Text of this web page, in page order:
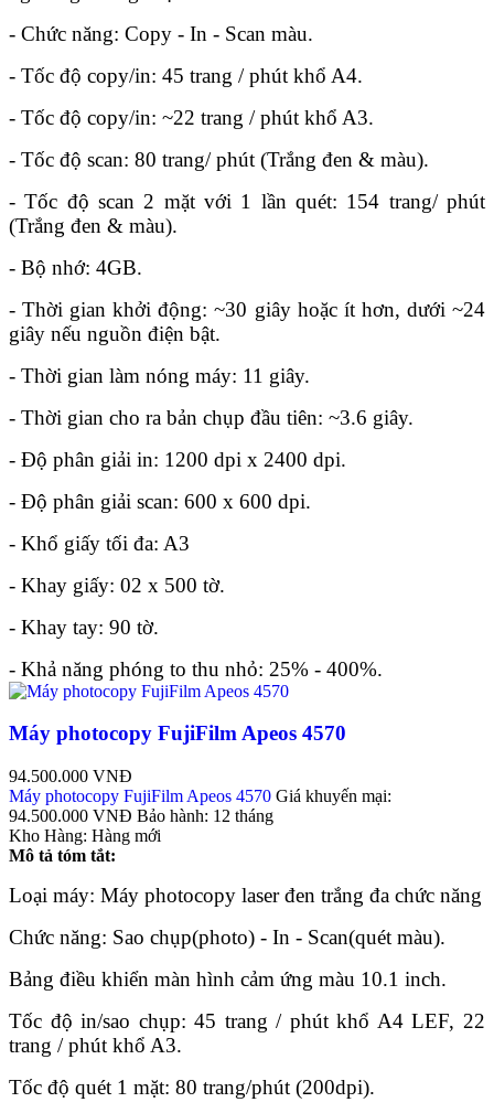
- Chức năng: Copy - In - Scan màu.
- Tốc độ copy/in: 45 trang / phút khổ A4.
- Tốc độ copy/in: ~22 trang / phút khổ A3.
- Tốc độ scan: 80 trang/ phút (Trắng đen & màu).
- Tốc độ scan 2 mặt với 1 lần quét: 154 trang/ phút
(Trắng đen & màu).
- Bộ nhớ: 4GB.
- Thời gian khởi động: ~30 giây hoặc ít hơn, dưới ~24
giây nếu nguồn điện bật.
- Thời gian làm nóng máy: 11 giây.
- Thời gian cho ra bản chụp đầu tiên: ~3.6 giây.
- Độ phân giải in: 1200 dpi x 2400 dpi.
- Độ phân giải scan: 600 x 600 dpi.
- Khổ giấy tối đa: A3
- Khay giấy: 02 x 500 tờ.
- Khay tay: 90 tờ.
- Khả năng phóng to thu nhỏ: 25% - 400%.
Máy photocopy FujiFilm Apeos 4570
94.500.000 VNĐ
Máy photocopy FujiFilm Apeos 4570 Giá khuyến mại:
94.500.000 VNĐ Bảo hành: 12 tháng
Kho Hàng: Hàng mới
Mô tả tóm tắt:
Loại máy: Máy photocopy laser đen trắng đa chức năng
Chức năng: Sao chụp(photo) - In - Scan(quét màu).
Bảng điều khiển màn hình cảm ứng màu 10.1 inch.
Tốc độ in/sao chụp: 45 trang / phút khổ A4 LEF, 22
trang / phút khổ A3.
Tốc độ quét 1 mặt: 80 trang/phút (200dpi).